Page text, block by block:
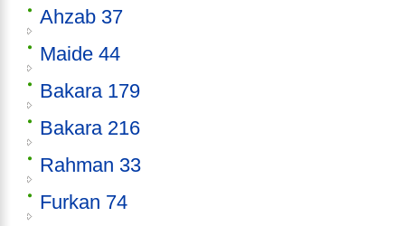
Ahzab 37
Maide 44
Bakara 179
Bakara 216
Rahman 33
Furkan 74